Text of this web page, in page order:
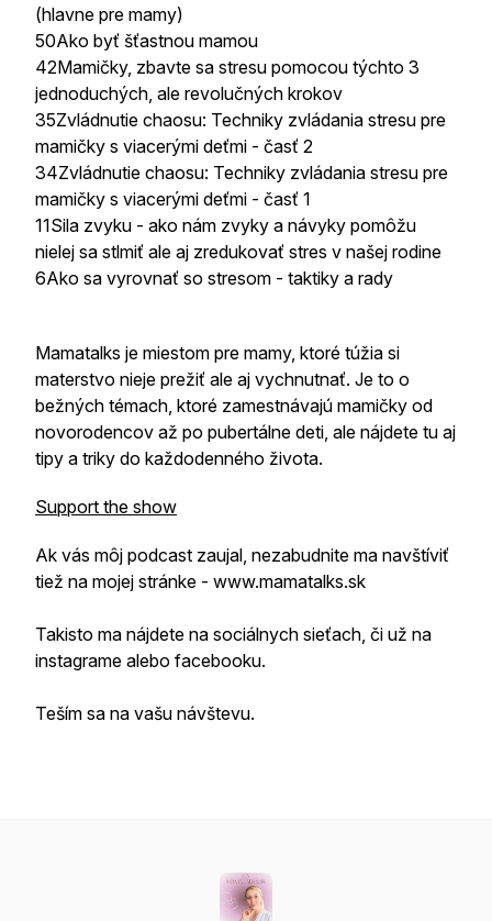
(hlavne pre mamy)
50Ako byť šťastnou mamou
42Mamičky, zbavte sa stresu pomocou týchto 3
jednoduchých, ale revolučných krokov
35Zvládnutie chaosu: Techniky zvládania stresu pre
mamičky s viacerými deťmi - časť 2
34Zvládnutie chaosu: Techniky zvládania stresu pre
mamičky s viacerými deťmi - časť 1
11Sila zvyku - ako nám zvyky a návyky pomôžu
nielej sa stlmiť ale aj zredukovať stres v našej rodine
6Ako sa vyrovnať so stresom - taktiky a rady
Mamatalks je miestom pre mamy, ktoré túžia si
materstvo nieje prežiť ale aj vychnutnať. Je to o
bežných témach, ktoré zamestnávajú mamičky od
novorodencov až po pubertálne deti, ale nájdete tu aj
tipy a triky do každodenného života.
Support the show
Ak vás môj podcast zaujal, nezabudnite ma navštíviť
tiež na mojej stránke - www.mamatalks.sk
Takisto ma nájdete na sociálnych sieťach, či už na
instagrame alebo facebooku.
Teším sa na vašu návštevu.